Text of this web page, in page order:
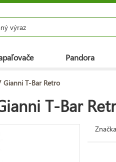
Pandora
T-Bar Retro
T-Bar